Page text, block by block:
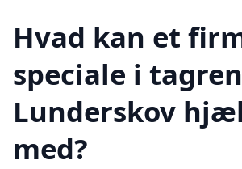
Hvad kan et
speciale i
Lunderskov
med?